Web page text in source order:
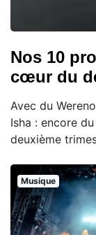
Nos 10
cœur du
Avec du
Isha : encore
deuxième
Musique